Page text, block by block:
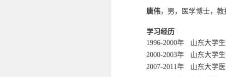
唐伟，男，医学博士，
学习经历
1996-2000年 山东大学
2000-2003年 山东大学
2007-2011年 山东大学